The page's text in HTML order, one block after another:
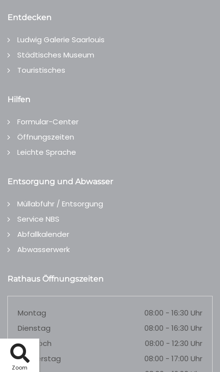
Zoom
Entdecken
Ludwig Galerie Saarlouis
Städtisches Museum
Touristisches
Hilfen
Formular-Center
Öffnungszeiten
Leichte Sprache
Entsorgung und Abwasser
Müllabfuhr / Entsorgung
Service NBS
Abfallkalender
Abwasserwerk
Rathaus Öffnungszeiten
Montag
08:00 - 16:30 Uhr
Dienstag
08:00 - 16:30 Uhr
Mittwoch
08:00 - 12:30 Uhr
Donnerstag
08:00 - 17:00 Uhr